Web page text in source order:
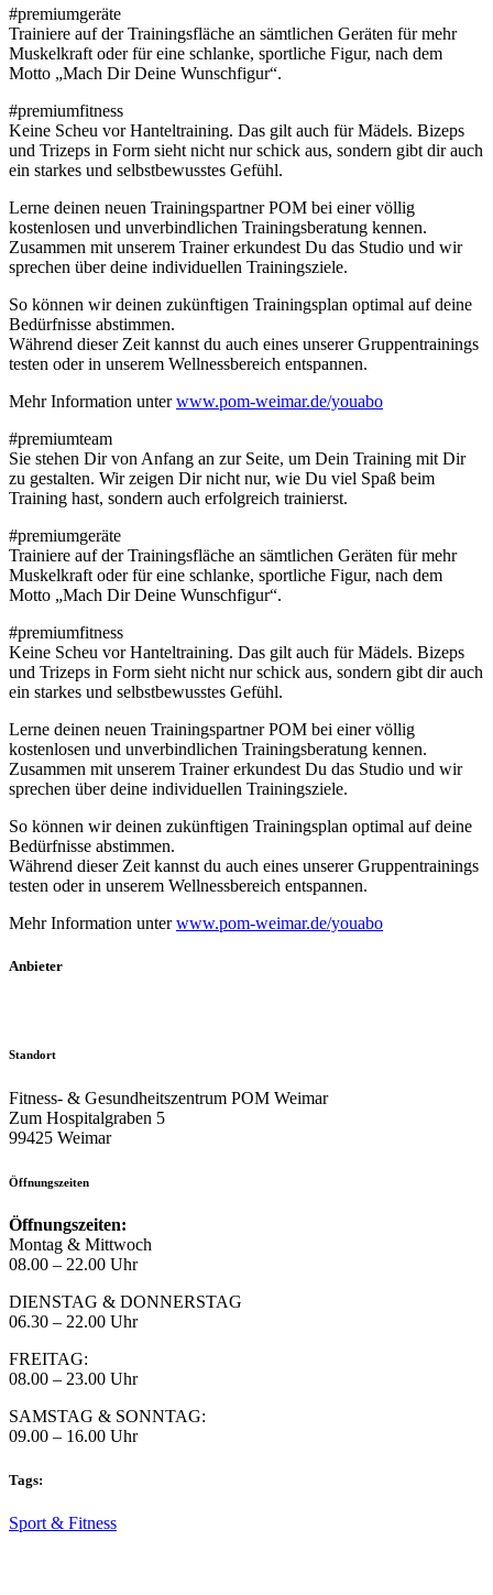
#premiumgeräte
Trainiere auf der Trainingsfläche an sämtlichen Geräten für mehr
Muskelkraft oder für eine schlanke, sportliche Figur, nach dem
Motto „Mach Dir Deine Wunschfigur“.
#premiumfitness
Keine Scheu vor Hanteltraining. Das gilt auch für Mädels. Bizeps
und Trizeps in Form sieht nicht nur schick aus, sondern gibt dir auch
ein starkes und selbstbewusstes Gefühl.
Lerne deinen neuen Trainingspartner POM bei einer völlig
kostenlosen und unverbindlichen Trainingsberatung kennen.
Zusammen mit unserem Trainer erkundest Du das Studio und wir
sprechen über deine individuellen Trainingsziele.
So können wir deinen zukünftigen Trainingsplan optimal auf deine
Bedürfnisse abstimmen.
Während dieser Zeit kannst du auch eines unserer Gruppentrainings
testen oder in unserem Wellnessbereich entspannen.
Mehr Information unterwww.pom-weimar.de/youabo
#premiumteam
Sie stehen Dir von Anfang an zur Seite, um Dein Training mit Dir
zu gestalten. Wir zeigen Dir nicht nur, wie Du viel Spaß beim
Training hast, sondern auch erfolgreich trainierst.
#premiumgeräte
Trainiere auf der Trainingsfläche an sämtlichen Geräten für mehr
Muskelkraft oder für eine schlanke, sportliche Figur, nach dem
Motto „Mach Dir Deine Wunschfigur“.
#premiumfitness
Keine Scheu vor Hanteltraining. Das gilt auch für Mädels. Bizeps
und Trizeps in Form sieht nicht nur schick aus, sondern gibt dir auch
ein starkes und selbstbewusstes Gefühl.
Lerne deinen neuen Trainingspartner POM bei einer völlig
kostenlosen und unverbindlichen Trainingsberatung kennen.
Zusammen mit unserem Trainer erkundest Du das Studio und wir
sprechen über deine individuellen Trainingsziele.
So können wir deinen zukünftigen Trainingsplan optimal auf deine
Bedürfnisse abstimmen.
Während dieser Zeit kannst du auch eines unserer Gruppentrainings
testen oder in unserem Wellnessbereich entspannen.
Mehr Information unterwww.pom-weimar.de/youabo
Anbieter
Standort
Fitness- & Gesundheitszentrum POM Weimar
Zum Hospitalgraben 5
99425 Weimar
Öffnungszeiten
Öffnungszeiten:
Montag & Mittwoch
08.00 – 22.00 Uhr
DIENSTAG & DONNERSTAG
06.30 – 22.00 Uhr
FREITAG:
08.00 – 23.00 Uhr
SAMSTAG & SONNTAG:
09.00 – 16.00 Uhr
Tags:
Sport & Fitness